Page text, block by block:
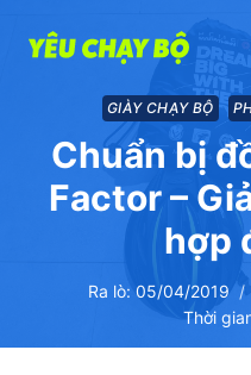
GIÀY CHẠY BỘ
Chuẩn bị
Factor –
hợp
Ra lò: 05/04/2019
Thời